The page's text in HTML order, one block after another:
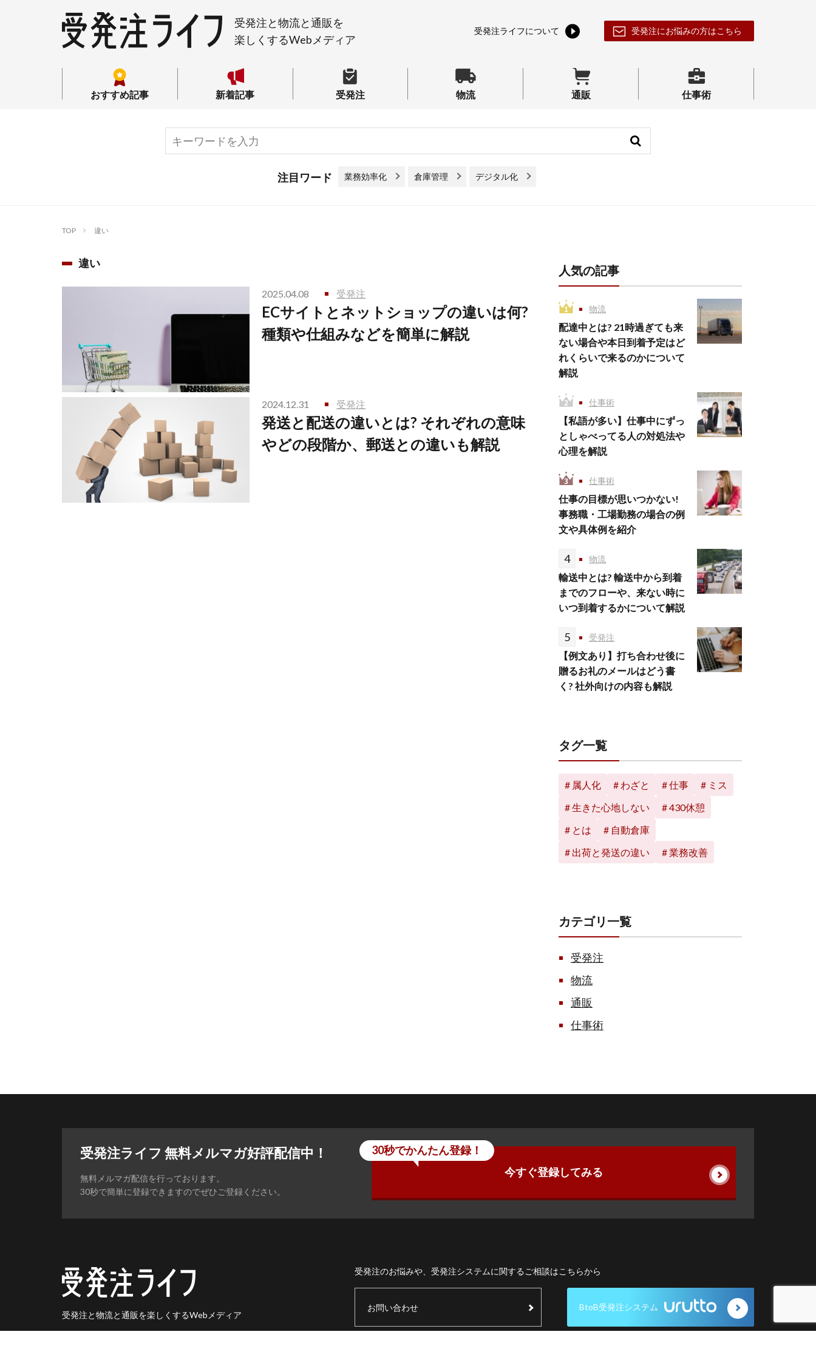
受発注と物流と通販を
楽しくするWebメディア
受発注ライフについて 受発注にお悩みの方はこちら
おすすめ記事 新着記事 受発注 物流 通販 仕事術
業務効率化 倉庫管理 デジタル化
TOP 違い
違い
2025.04.08 受発注
ECサイトとネットショップの違いは何?
種類や仕組みなどを簡単に解説
2024.12.31 受発注
発送と配送の違いとは? それぞれの意味
やどの段階か、郵送との違いも解説
人気の記事
物流
配達中とは? 21時過ぎても来
ない場合や本日到着予定はど
れくらいで来るのかについて
解説
仕事術
【私語が多い】仕事中にずっ
としゃべってる人の対処法や
心理を解説
仕事術
仕事の目標が思いつかない!
事務職・工場勤務の場合の例
文や具体例を紹介
4 物流
輸送中とは? 輸送中から到着
までのフローや、来ない時に
いつ到着するかについて解説
5 受発注
【例文あり】打ち合わせ後に
贈るお礼のメールはどう書
く? 社外向けの内容も解説
タグ一覧
属人化 わざと 仕事
ミス
生きた心地しない
430休憩
とは
自動倉庫
出荷と発送の違い
業務改善
カテゴリ一覧
受発注
物流
通販
仕事術
受発注ライフ 無料メルマガ好評配信中！
無料メルマガ配信を行っております。
30秒で簡単に登録できますのでぜひご登録ください。
今すぐ登録してみる
30秒でかんたん登録！
受発注のお悩みや、受発注システムに関するご相談はこちらから
お問い合わせ BtoB受発注システム
受発注と物流と通販を楽しくするWebメディア